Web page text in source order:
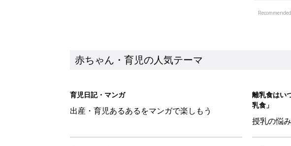
妊娠・出
金・助成
子どもの水難事故は、7歳・14歳の夏に多く発生。時
まねく【専門家】
赤ちゃん・育児